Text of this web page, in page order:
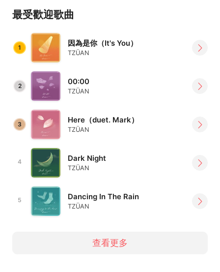
最受歡迎歌曲
1 因為是你（It's You）
TZÜAN
2 00:00
TZÜAN
3 Here（duet. Mark）
TZÜAN
4 Dark Night
TZÜAN
5 Dancing In The Rain
TZÜAN
查看更多